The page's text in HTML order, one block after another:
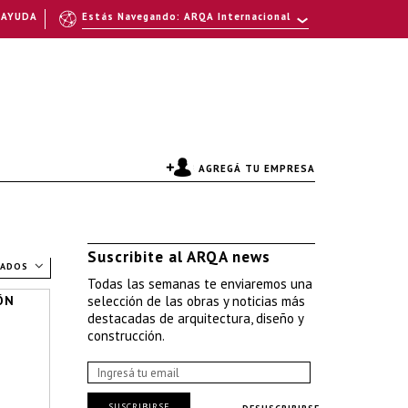
AGREGÁ TU EMPRESA
Suscribite al ARQA news
Todas las semanas te enviaremos una
selección de las obras y noticias más
destacadas de arquitectura, diseño y
construcción.
Estás Navegando: ARQA Internacional
AYUDA